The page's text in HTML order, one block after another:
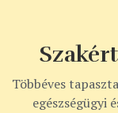
Többéves
egészségügyi